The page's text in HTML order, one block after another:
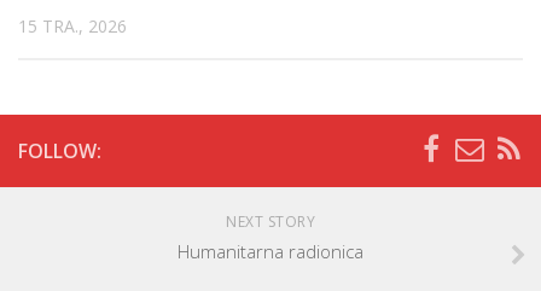
15 TRA., 2026
FOLLOW:
NEXT STORY
Humanitarna radionica